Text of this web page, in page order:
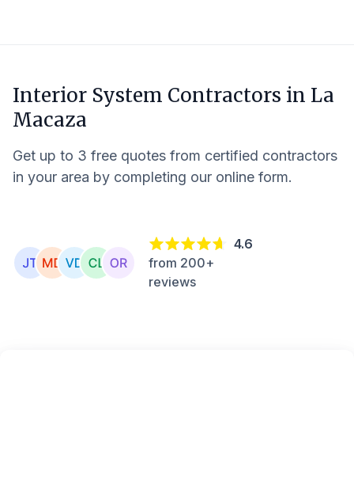
Interior System Contractors in La
Macaza
Get up to 3 free quotes from certified contractors
in your area by completing our online form.
4.6
from 200+
reviews